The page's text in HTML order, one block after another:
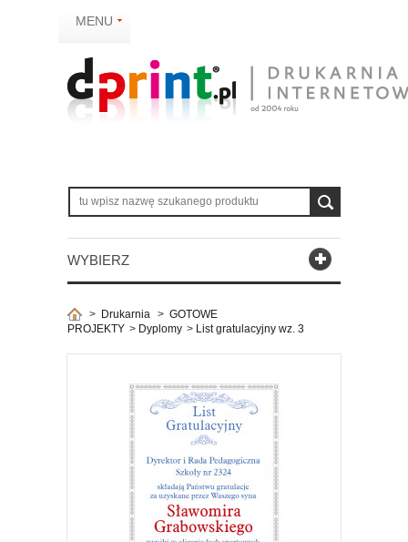
MENU
WYBIERZ
> Drukarnia > GOTOWE
PROJEKTY > Dyplomy > List gratulacyjny wz. 3